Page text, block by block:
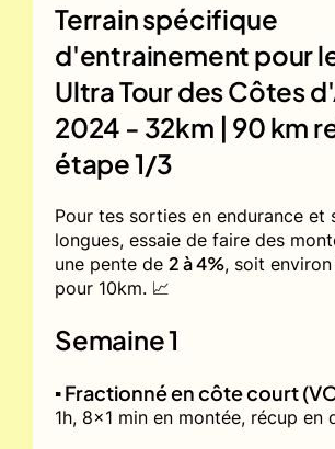
Terrain spécifique
d'entrainement pour
Ultra Tour des Côtes
2024 - 32km | 90 km
étape 1/3
Pour tes sorties en endurance et
longues, essaie de faire des
une pente de 2 à 4%, soit environ
pour 10km. 📈
Semaine 1
▪️ Fractionné en côte court
1h, 8x1 min en montée, récup en